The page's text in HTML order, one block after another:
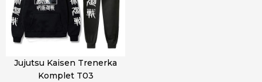
Jujutsu Kaisen Trenerka
Komplet T03